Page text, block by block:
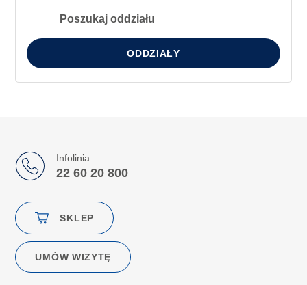
Poszukaj oddziału
ODDZIAŁY
Infolinia:
22 60 20 800
SKLEP
UMÓW WIZYTĘ